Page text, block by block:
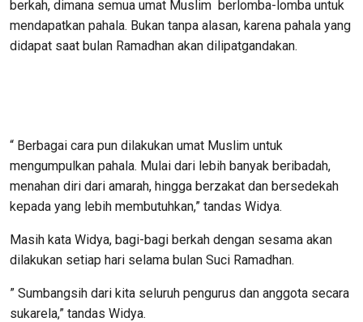
berkah, dimana semua umat Muslim berlomba-lomba untuk
mendapatkan pahala. Bukan tanpa alasan, karena pahala yang
didapat saat bulan Ramadhan akan dilipatgandakan.
“ Berbagai cara pun dilakukan umat Muslim untuk
mengumpulkan pahala. Mulai dari lebih banyak beribadah,
menahan diri dari amarah, hingga berzakat dan bersedekah
kepada yang lebih membutuhkan,” tandas Widya.
Masih kata Widya, bagi-bagi berkah dengan sesama akan
dilakukan setiap hari selama bulan Suci Ramadhan.
” Sumbangsih dari kita seluruh pengurus dan anggota secara
sukarela,” tandas Widya.